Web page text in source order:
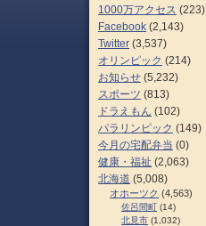
1000万アクセス (223)
Facebook (2,143)
Twitter (3,537)
オリンピック (214)
お知らせ (5,232)
スポーツ (813)
ドラえもん (102)
パラリンピック (149)
今月の宅配弁当 (0)
健康・福祉 (2,063)
北海道 (5,008)
オホーツク (4,563)
佐呂間町 (14)
北見市 (1,032)